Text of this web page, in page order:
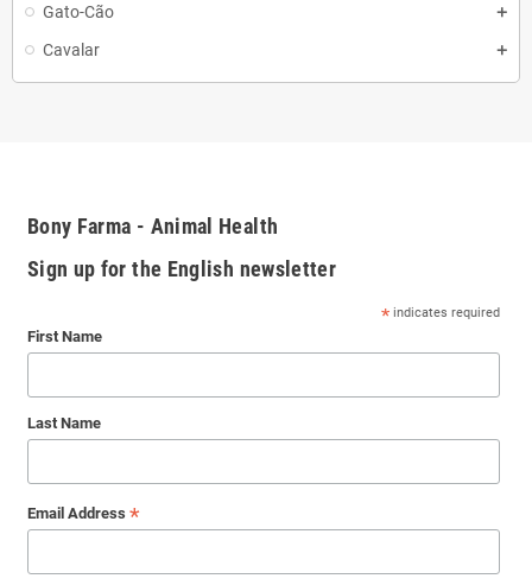
Gato-Cão
Cavalar
Bony Farma - Animal Health
Sign up for the English newsletter
* indicates required
First Name
Last Name
Email Address *